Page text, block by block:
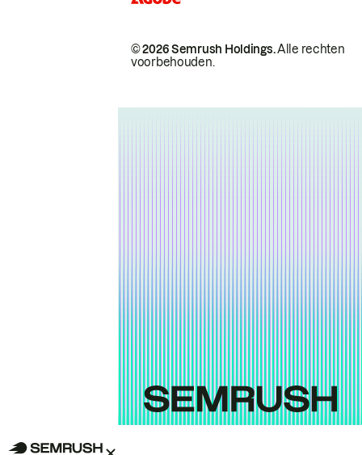
© 2026 Semrush Holdings.Alle rechten
voorbehouden.